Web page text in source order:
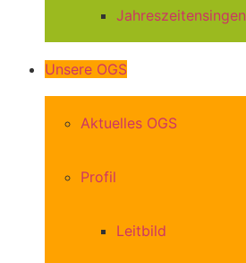
Jahreszeitensingen
Unsere OGS
Aktuelles OGS
Profil
Leitbild